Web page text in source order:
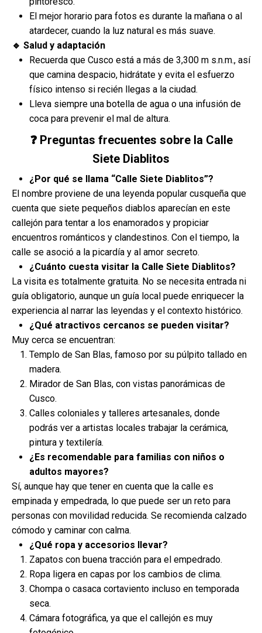
El mejor horario para fotos es durante la mañana o al
atardecer, cuando la luz natural es más suave.
🔹 Salud y adaptación
Recuerda que Cusco está a más de 3,300 m s.n.m., así
que camina despacio, hidrátate y evita el esfuerzo
físico intenso si recién llegas a la ciudad.
Lleva siempre una botella de agua o una infusión de
coca para prevenir el mal de altura.
❓ Preguntas frecuentes sobre la Calle
Siete Diablitos
¿Por qué se llama “Calle Siete Diablitos”?
El nombre proviene de una leyenda popular cusqueña que
cuenta que siete pequeños diablos aparecían en este
callejón para tentar a los enamorados y propiciar
encuentros románticos y clandestinos. Con el tiempo, la
calle se asoció a la picardía y al amor secreto.
¿Cuánto cuesta visitar la Calle Siete Diablitos?
La visita es totalmente gratuita. No se necesita entrada ni
guía obligatorio, aunque un guía local puede enriquecer la
experiencia al narrar las leyendas y el contexto histórico.
¿Qué atractivos cercanos se pueden visitar?
Muy cerca se encuentran:
Templo de San Blas, famoso por su púlpito tallado en
madera.
Mirador de San Blas, con vistas panorámicas de
Cusco.
Calles coloniales y talleres artesanales, donde
podrás ver a artistas locales trabajar la cerámica,
pintura y textilería.
¿Es recomendable para familias con niños o
adultos mayores?
Sí, aunque hay que tener en cuenta que la calle es
empinada y empedrada, lo que puede ser un reto para
personas con movilidad reducida. Se recomienda calzado
cómodo y caminar con calma.
¿Qué ropa y accesorios llevar?
Zapatos con buena tracción para el empedrado.
Ropa ligera en capas por los cambios de clima.
Chompa o casaca cortaviento incluso en temporada
seca.
Cámara fotográfica, ya que el callejón es muy